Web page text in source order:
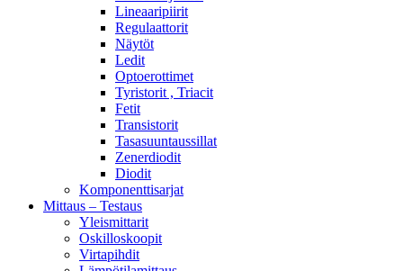
Lineaaripiirit
Regulaattorit
Näytöt
Ledit
Optoerottimet
Tyristorit , Triacit
Fetit
Transistorit
Tasasuuntaussillat
Zenerdiodit
Diodit
Komponenttisarjat
Mittaus – Testaus
Yleismittarit
Oskilloskoopit
Virtapihdit